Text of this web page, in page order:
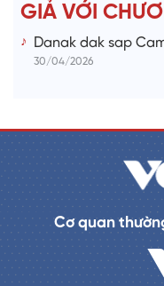
GIẢ VỚI
Danak dak sap
30/04/2026
Cơ quan